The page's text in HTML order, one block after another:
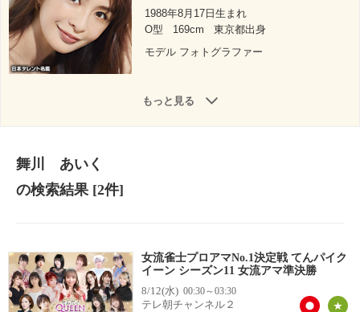
1988年8月17日生まれ
O型
169cm
東京都出身
モデル フォトグラファー
もっと見る
舞川 あいく
の検索結果[2件]
女流雀士プロアマNo.1決定戦 てんパイク
イーン シーズン11 女流アマ準決勝
8/12(水) 00:30～03:30
テレ朝チャンネル２